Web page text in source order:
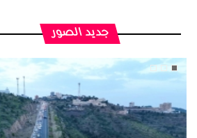
جديد الصور